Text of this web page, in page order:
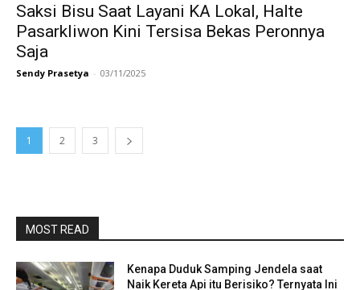
Saksi Bisu Saat Layani KA Lokal, Halte
Pasarkliwon Kini Tersisa Bekas Peronnya
Saja
Sendy Prasetya - 03/11/2025
1 2 3
MOST READ
Kenapa Duduk Samping Jendela saat
Naik Kereta Api itu Berisiko? Ternyata Ini